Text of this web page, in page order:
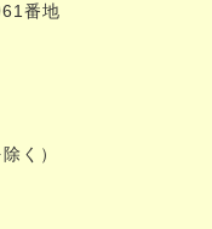
番地
く）